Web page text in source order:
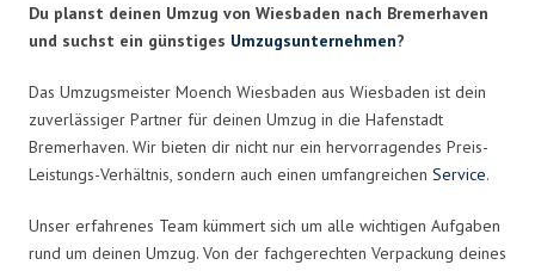
Du planst deinen Umzug von Wiesbaden nach Bremerhaven
und suchst ein günstiges Umzugsunternehmen?
Das Umzugsmeister Moench Wiesbaden aus Wiesbaden ist dein
zuverlässiger Partner für deinen Umzug in die Hafenstadt
Bremerhaven. Wir bieten dir nicht nur ein hervorragendes Preis-
Leistungs-Verhältnis, sondern auch einen umfangreichen Service.
Unser erfahrenes Team kümmert sich um alle wichtigen Aufgaben
rund um deinen Umzug. Von der fachgerechten Verpackung deines